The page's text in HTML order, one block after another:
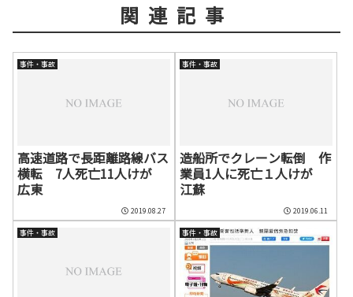
関連記事
事件・事故
高速道路で長距離路線バス
横転 7人死亡11人けが
広東
2019.08.27
事件・事故
造船所でクレーン転倒 作
業員1人に死亡１人けが
江蘇
2019.06.11
事件・事故 事件・事故